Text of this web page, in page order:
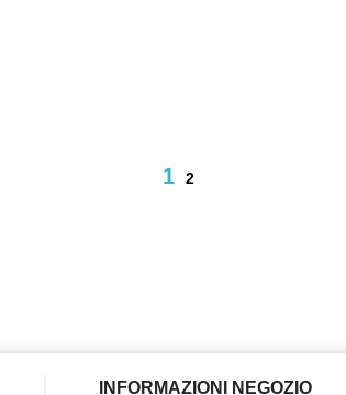
1 2
INFORMAZIONI NEGOZIO